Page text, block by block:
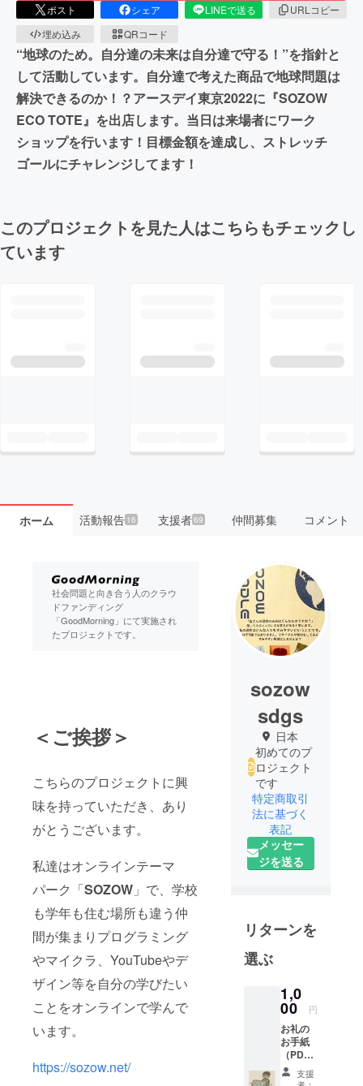
ポスト シェア LINEで送る
URLコピー
埋め込み
QRコード
“地球のため。自分達の未来は自分達で守る！”を指針と
して活動しています。自分達で考えた商品で地球問題は
解決できるのか！？アースデイ東京2022に『SOZOW
ECO TOTE』を出店します。当日は来場者にワーク
ショップを行います！目標金額を達成し、ストレッチ
ゴールにチャレンジしてます！
このプロジェクトを見た人はこちらもチェックし
ています
ホーム 活動報告16 支援者69 仲間募集 コメント
社会問題と向き合う人のクラウ
ドファンディング
「GoodMorning」にて実施され
たプロジェクトです。
＜ご挨拶＞
こちらのプロジェクトに興
味を持っていただき、あり
がとうございます。
私達はオンラインテーマ
パーク「SOZOW 」で、学校
も学年も住む場所も違う仲
間が集まりプログラミング
やマイクラ、YouTubeやデ
ザイン等を自分の学びたい
ことをオンラインで学んで
います。
https://sozow.net/
sozow
sdgs
日本
初めてのプ
ロジェクト
です
特定商取引
法に基づく
表記
メッセー
ジを送る
リターンを
選ぶ
1,0
00 円
お礼の
お手紙
（PDF
ファイ
ル）を
支援